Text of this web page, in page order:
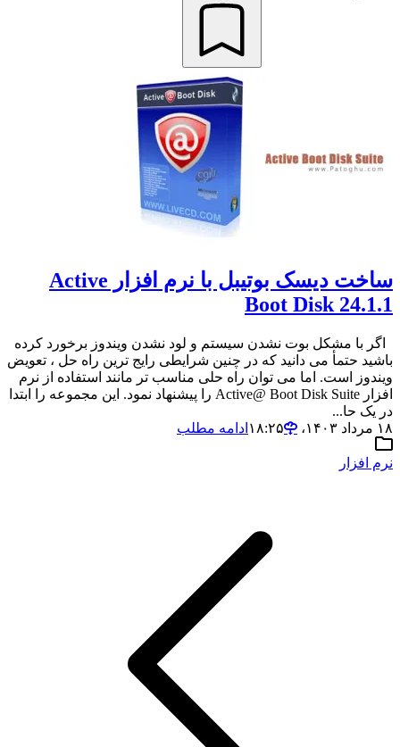
ساخت دیسک بوتیبل با نرم افزار Active
Boot Disk 24.1.1
اگر با مشکل بوت نشدن سیستم و لود نشدن ویندوز برخورد کرده
باشید حتمأ می دانید که در چنین شرایطی رایج ترین راه حل ، تعویض
ویندوز است. اما می توان راه حلی مناسب تر مانند استفاده از نرم
افزار Active@ Boot Disk Suite را پیشنهاد نمود. این مجموعه را ابتدا
در یک حا...
۱۸ مرداد ۱۴۰۳،‏ ۱۸:۲۵
ادامه مطلب
نرم افزار